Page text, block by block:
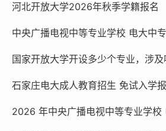
开放大学
河北开放大学
河北开放大学2026年秋季学籍报名
中央广播电视中等专业学校 电大中
国家开放大学开设多少个专业，涉及
石家庄电大成人教育招生 免试入学